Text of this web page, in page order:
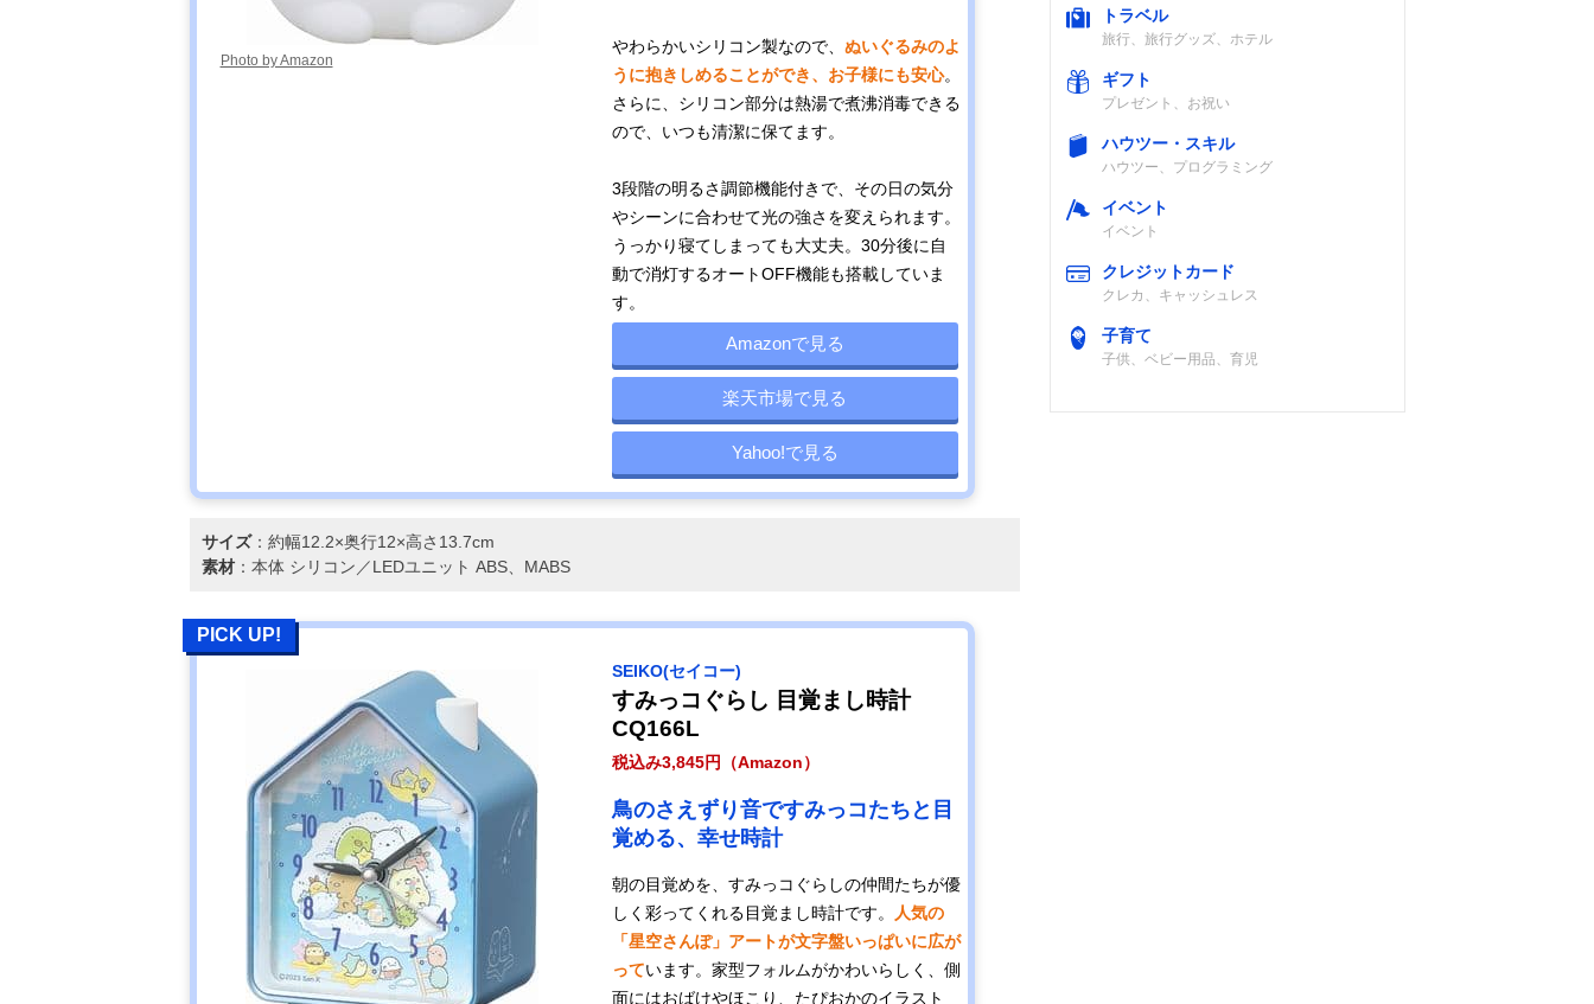
Photo by Amazon
やわらかいシリコン製なので、 ぬいぐるみのよ
うに抱きしめることができ、お子様にも安心。
さらに、シリコン部分は熱湯で煮沸消毒できる
ので、いつも清潔に保てます。
3段階の明るさ調節機能付きで、その日の気分
やシーンに合わせて光の強さを変えられます。
うっかり寝てしまっても大丈夫。30分後に自
動で消灯するオートOFF機能も搭載していま
す。
Amazonで見る
楽天市場で見る
Yahoo!で見る
サイズ：約幅12.2×奥行12×高さ13.7cm
素材：本体 シリコン／LEDユニット ABS、MABS
PICK UP!
SEIKO(セイコー)
すみっコぐらし 目覚まし時計
CQ166L
税込み3,845円（Amazon）
鳥のさえずり音ですみっコたちと目
覚める、幸せ時計
朝の目覚めを、すみっコぐらしの仲間たちが優
しく彩ってくれる目覚まし時計です。
人気の
「星空さんぽ」アートが文字盤いっぱいに広が
っています。家型フォルムがかわいらしく、側
面にはおばけやほこり、たぴおかのイラスト
トラベル
旅行、旅行グッズ、ホテル
ギフト
プレゼント、お祝い
ハウツー・スキル
ハウツー、プログラミング
イベント
イベント
クレジットカード
クレカ、キャッシュレス
子育て
子供、ベビー用品、育児